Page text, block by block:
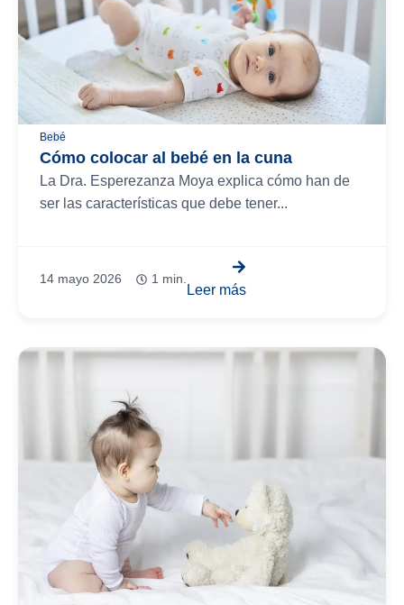
Bebé
Cómo colocar al bebé en la cuna
La Dra. Esperezanza Moya explica cómo han de
ser las características que debe tener...
14 mayo 2026 1 min.
Leer más